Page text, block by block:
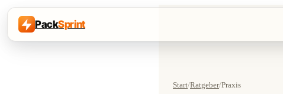
PackSprint
Start/Ratgeber/Praxis